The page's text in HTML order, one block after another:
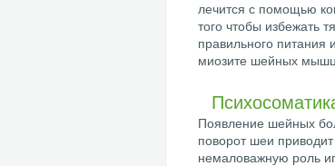
лечится с помощью
того чтобы избежать
правильного питания
миозите шейных мышц
Появление шейных
поворот шеи
немаловажную роль